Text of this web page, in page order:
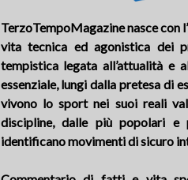
TerzoTempoMagazine nasce
vita tecnica ed agonistica dei
tempistica legata all’attualità e
essenziale, lungi dalla pretesa di
vivono lo sport nei suoi reali
discipline, dalle più popolari e
identificano movimenti di sicuro